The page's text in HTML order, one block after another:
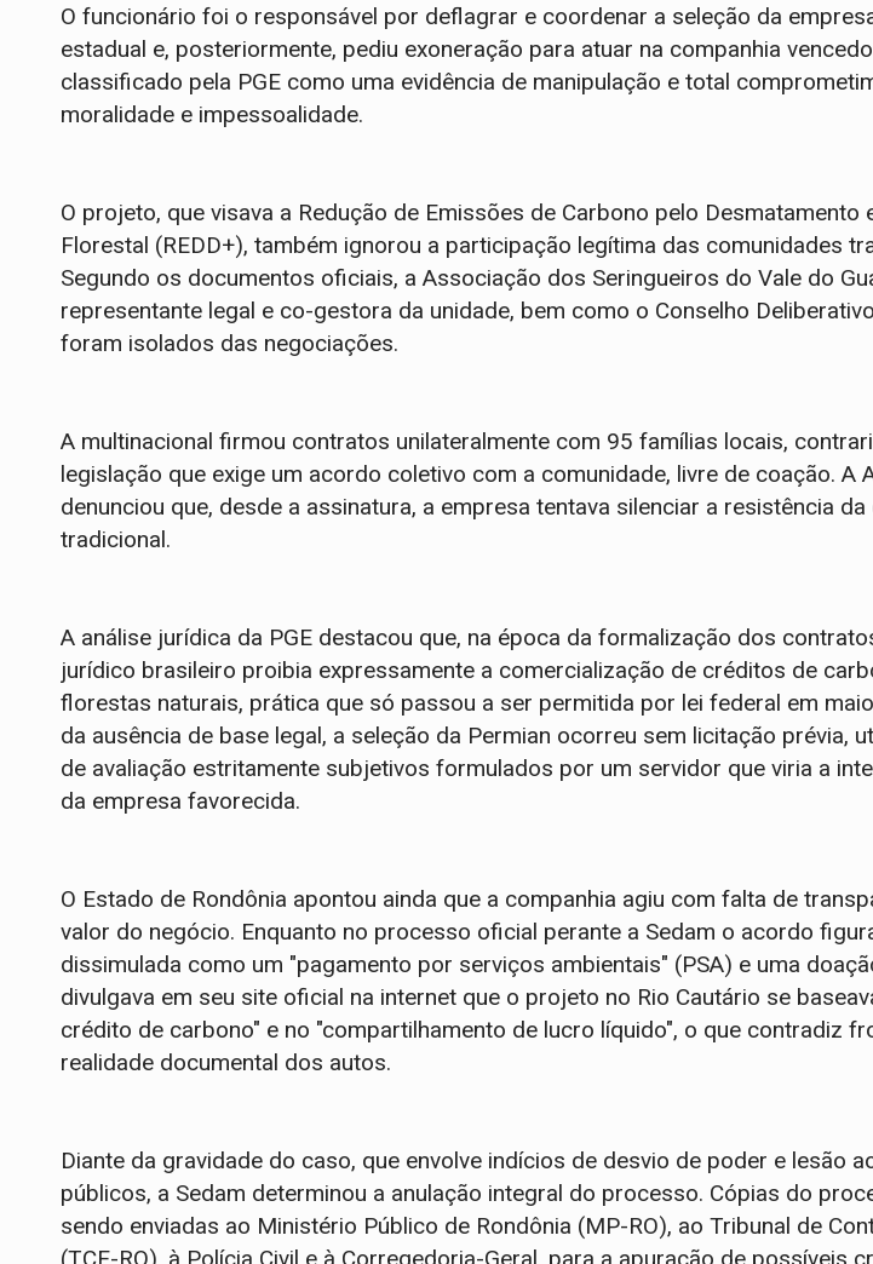
O funcionário foi o responsável por deflagrar e coordenar a seleção da
estadual e, posteriormente, pediu exoneração para atuar na companhia
classificado pela PGE como uma evidência de manipulação e total
moralidade e impessoalidade.
O projeto, que visava a Redução de Emissões de Carbono pelo Desmatamento
Florestal (REDD+), também ignorou a participação legítima das comunidades
Segundo os documentos oficiais, a Associação dos Seringueiros do Vale do
representante legal e co-gestora da unidade, bem como o Conselho
foram isolados das negociações.
A multinacional firmou contratos unilateralmente com 95 famílias locais,
legislação que exige um acordo coletivo com a comunidade, livre de coação. A
denunciou que, desde a assinatura, a empresa tentava silenciar a resistência
tradicional.
A análise jurídica da PGE destacou que, na época da formalização dos
jurídico brasileiro proibia expressamente a comercialização de créditos de
florestas naturais, prática que só passou a ser permitida por lei federal em
da ausência de base legal, a seleção da Permian ocorreu sem licitação prévia,
de avaliação estritamente subjetivos formulados por um servidor que viria a
da empresa favorecida.
O Estado de Rondônia apontou ainda que a companhia agiu com falta de
valor do negócio. Enquanto no processo oficial perante a Sedam o acordo
dissimulada como um "pagamento por serviços ambientais" (PSA) e uma
divulgava em seu site oficial na internet que o projeto no Rio Cautário se
crédito de carbono" e no "compartilhamento de lucro líquido", o que contradiz
realidade documental dos autos.
Diante da gravidade do caso, que envolve indícios de desvio de poder e lesão
públicos, a Sedam determinou a anulação integral do processo. Cópias do
sendo enviadas ao Ministério Público de Rondônia (MP-RO), ao Tribunal de
(TCE-RO), à Polícia Civil e à Corregedoria-Geral, para a apuração de possíveis